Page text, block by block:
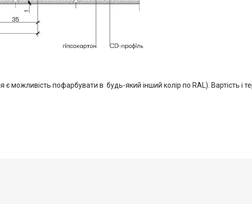
є можливість пофарбувати в будь-який інший колір по RAL). Вартість і